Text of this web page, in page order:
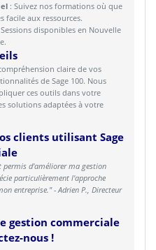
: Suivez nos formations où que
facile aux ressources.
Sessions disponibles en Nouvelle
claire de vos
de Sage 100. Nous
ces outils dans votre
solutions adaptées à votre
clients utilisant Sage
permis d'améliorer ma gestion
particulièrement l'approche
entreprise." - Adrien P., Directeur
gestion commerciale
nous !